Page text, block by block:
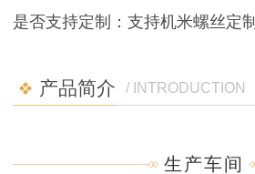
是否支持定制：支持机米螺丝定制
产品简介 / INTRODUCTION
生产车间